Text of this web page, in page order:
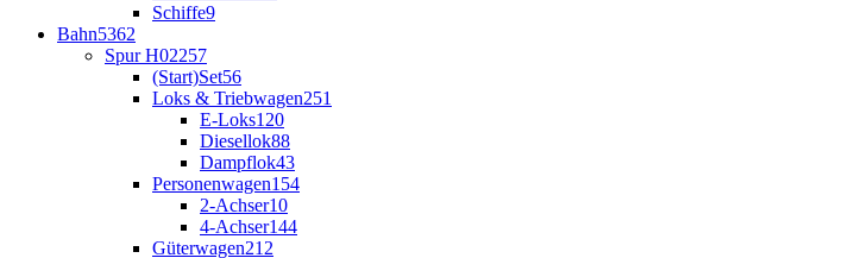
Schiffe9
Bahn5362
Spur H02257
(Start)Set56
Loks & Triebwagen251
E-Loks120
Diesellok88
Dampflok43
Personenwagen154
2-Achser10
4-Achser144
Güterwagen212